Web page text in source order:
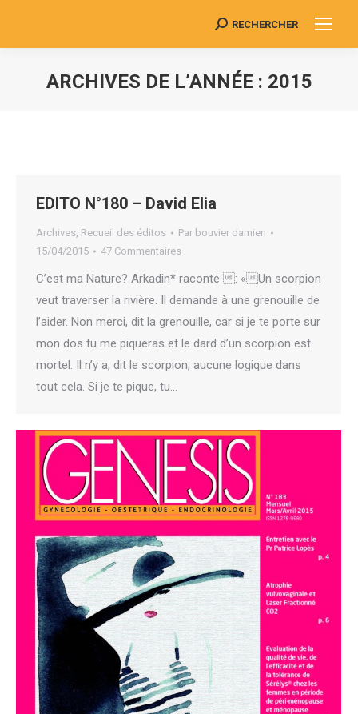
Search:
RECHERCHER
ARCHIVES DE L’ANNÉE : 2015
EDITO N°180 – David Elia
Archives, Recueil des éditos Par bouvier damien
15/04/2015
47 Commentaires
C’est ma Nature? Arkadin* raconte : «Un scorpion
veut traverser la rivière. Il demande à une grenouille de
l’aider. Non merci, dit la grenouille, car si je te porte sur
mon dos tu me piqueras et le dard d’un scorpion est
mortel. Il n’y a, dit le scorpion, aucune logique dans
tout cela. Si je te pique, tu…